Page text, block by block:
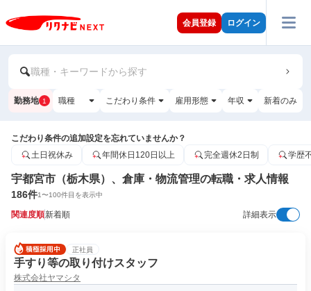
会員登録 ログイン
職種・キーワードから探す
勤務地 1 職種 こだわり条件 雇用形態 年収 新着のみ
こだわり条件の追加設定を忘れていませんか？
土日祝休み
年間休日120日以上 完全週休2日制 学歴
宇都宮市（栃木県）、倉庫・物流管理の転職・求人情報
186件1〜100件目を表示中
関連度順新着順 詳細表示
正社員
手すり等の取り付けスタッフ
株式会社ヤマシタ